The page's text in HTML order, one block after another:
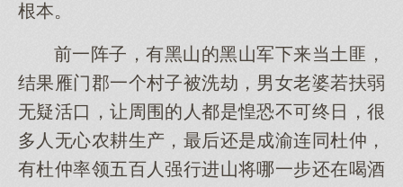
根本。
前一阵子，有黑山的黑山军下来当土匪，
结果雁门郡一个村子被洗劫，男女老婆若扶弱
无疑活口，让周围的人都是惶恐不可终日，很
多人无心农耕生产，最后还是成渝连同杜仲，
有杜仲率领五百人强行进山将哪一步还在喝酒